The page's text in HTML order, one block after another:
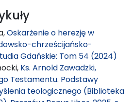
Oskarżenie o herezję w
chrześcijańsko-
Gdańskie: Tom 54 (2024)
Ks. Arnold Zawadzki,
Testamentu. Podstawy
teologicznego (Biblioteka